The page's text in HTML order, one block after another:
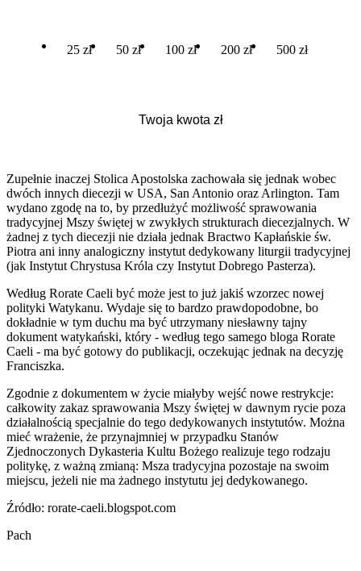
25 zł 50 zł 100 zł 200 zł 500 zł
Zupełnie inaczej Stolica Apostolska zachowała się jednak wobec
dwóch innych diecezji w USA, San Antonio oraz Arlington. Tam
wydano zgodę na to, by przedłużyć możliwość sprawowania
tradycyjnej Mszy świętej w zwykłych strukturach diecezjalnych. W
żadnej z tych diecezji nie działa jednak Bractwo Kapłańskie św.
Piotra ani inny analogiczny instytut dedykowany liturgii tradycyjnej
(jak Instytut Chrystusa Króla czy Instytut Dobrego Pasterza).
Według Rorate Caeli być może jest to już jakiś wzorzec nowej
polityki Watykanu. Wydaje się to bardzo prawdopodobne, bo
dokładnie w tym duchu ma być utrzymany niesławny tajny
dokument watykański, który - według tego samego bloga Rorate
Caeli - ma być gotowy do publikacji, oczekując jednak na decyzję
Franciszka.
Zgodnie z dokumentem w życie miałyby wejść nowe restrykcje:
całkowity zakaz sprawowania Mszy świętej w dawnym rycie poza
działalnością specjalnie do tego dedykowanych instytutów. Można
mieć wrażenie, że przynajmniej w przypadku Stanów
Zjednoczonych Dykasteria Kultu Bożego realizuje tego rodzaju
politykę, z ważną zmianą: Msza tradycyjna pozostaje na swoim
miejscu, jeżeli nie ma żadnego instytutu jej dedykowanego.
Źródło: rorate-caeli.blogspot.com
Pach